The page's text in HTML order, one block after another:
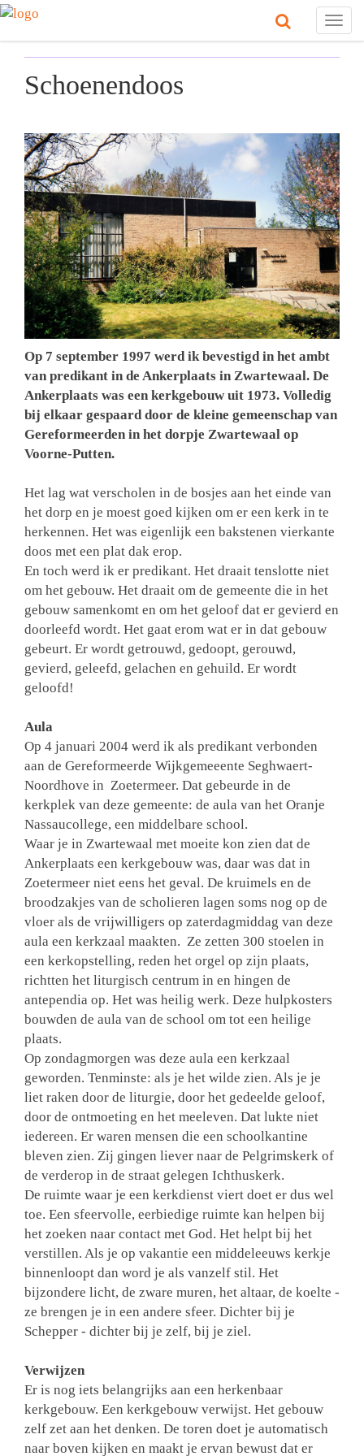
Schoenendoos
Op 7 september 1997 werd ik bevestigd in het ambt
van predikant in de Ankerplaats in Zwartewaal. De
Ankerplaats was een kerkgebouw uit 1973. Volledig
bij elkaar gespaard door de kleine gemeenschap van
Gereformeerden in het dorpje Zwartewaal op
Voorne-Putten.
Het lag wat verscholen in de bosjes aan het einde van
het dorp en je moest goed kijken om er een kerk in te
herkennen. Het was eigenlijk een bakstenen vierkante
doos met een plat dak erop.
En toch werd ik er predikant. Het draait tenslotte niet
om het gebouw. Het draait om de gemeente die in het
gebouw samenkomt en om het geloof dat er gevierd en
doorleefd wordt. Het gaat erom wat er in dat gebouw
gebeurt. Er wordt getrouwd, gedoopt, gerouwd,
gevierd, geleefd, gelachen en gehuild. Er wordt
geloofd!
Aula
Op 4 januari 2004 werd ik als predikant verbonden
aan de Gereformeerde Wijkgemeeente Seghwaert-
Noordhove in Zoetermeer. Dat gebeurde in de
kerkplek van deze gemeente: de aula van het Oranje
Nassaucollege, een middelbare school.
Waar je in Zwartewaal met moeite kon zien dat de
Ankerplaats een kerkgebouw was, daar was dat in
Zoetermeer niet eens het geval. De kruimels en de
broodzakjes van de scholieren lagen soms nog op de
vloer als de vrijwilligers op zaterdagmiddag van deze
aula een kerkzaal maakten. Ze zetten 300 stoelen in
een kerkopstelling, reden het orgel op zijn plaats,
richtten het liturgisch centrum in en hingen de
antependia op. Het was heilig werk. Deze hulpkosters
bouwden de aula van de school om tot een heilige
plaats.
Op zondagmorgen was deze aula een kerkzaal
geworden. Tenminste: als je het wilde zien. Als je je
liet raken door de liturgie, door het gedeelde geloof,
door de ontmoeting en het meeleven. Dat lukte niet
iedereen. Er waren mensen die een schoolkantine
bleven zien. Zij gingen liever naar de Pelgrimskerk of
de verderop in de straat gelegen Ichthuskerk.
De ruimte waar je een kerkdienst viert doet er dus wel
toe. Een sfeervolle, eerbiedige ruimte kan helpen bij
het zoeken naar contact met God. Het helpt bij het
verstillen. Als je op vakantie een middeleeuws kerkje
binnenloopt dan word je als vanzelf stil. Het
bijzondere licht, de zware muren, het altaar, de koelte -
ze brengen je in een andere sfeer. Dichter bij je
Schepper - dichter bij je zelf, bij je ziel.
Verwijzen
Er is nog iets belangrijks aan een herkenbaar
kerkgebouw. Een kerkgebouw verwijst. Het gebouw
zelf zet aan het denken. De toren doet je automatisch
naar boven kijken en maakt je ervan bewust dat er